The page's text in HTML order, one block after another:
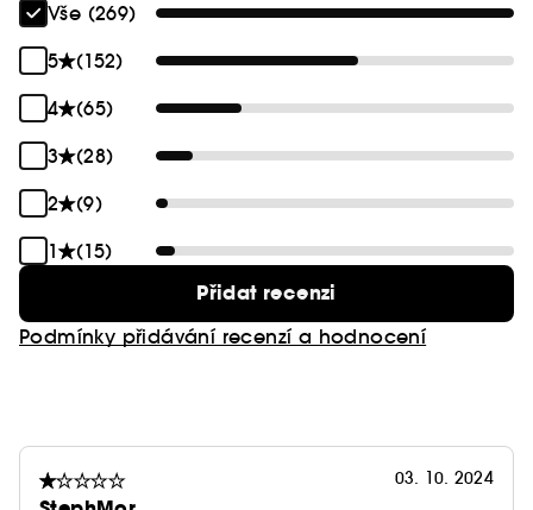
Vše (269)
5
(152)
4
(65)
3
(28)
2
(9)
1
(15)
Přidat recenzi
Podmínky přidávání recenzí a hodnocení
03. 10. 2024